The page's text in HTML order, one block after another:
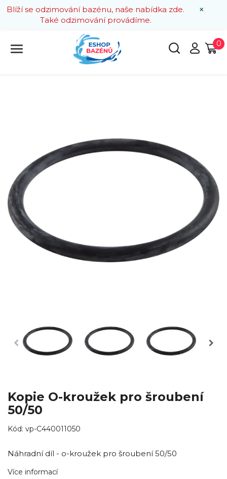
×
Blíží se odzimování bazénu, naše nabídka zde.
Také odzimování provádíme.
0
Kopie O-kroužek pro šroubení
50/50
Kód: vp-C440011050
Náhradní díl - o-kroužek pro šroubení 50/50
Více informací